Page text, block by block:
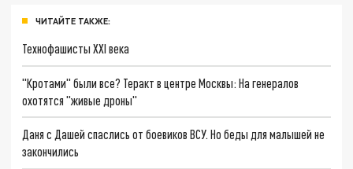
ЧИТАЙТЕ ТАКЖЕ:
Технофашисты XXI века
"Кротами" были все? Теракт в центре Москвы: На генералов
охотятся "живые дроны"
Даня с Дашей спаслись от боевиков ВСУ. Но беды для малышей не
закончились